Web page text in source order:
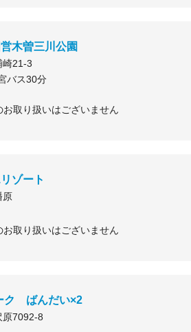
木曽三川公園
崎21-3
バス30分
お取り扱いはございません
ゾート
原
お取り扱いはございません
ク ばんだい×2
原7092-8